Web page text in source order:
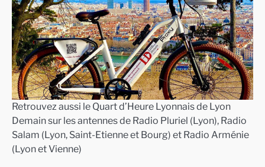
Retrouvez aussi le Quart d’Heure Lyonnais de Lyon
Demain sur les antennes de Radio Pluriel (Lyon), Radio
Salam (Lyon, Saint-Etienne et Bourg) et Radio Arménie
(Lyon et Vienne)